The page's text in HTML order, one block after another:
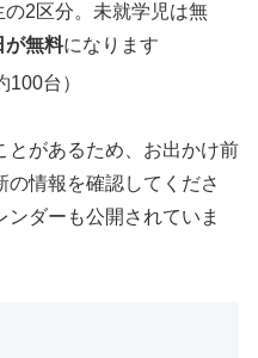
2区分。未就学児は無
が無料になります
台）
とがあるため、お出かけ前
の情報を確認してくださ
ダーも公開されていま